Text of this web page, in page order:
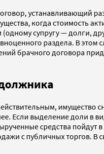
устанавливающий
когда стоимость
супругу — долги,
раздела. В этом
брачного договора
имущество
Если выделение доли в
средства пойдут
с публичных торгов. В